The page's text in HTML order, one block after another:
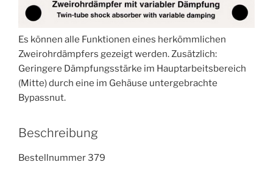
Es können alle Funktionen eines herkömmlichen
Zweirohrdämpfers gezeigt werden. Zusätzlich:
Geringere Dämpfungsstärke im Hauptarbeitsbereich
(Mitte) durch eine im Gehäuse untergebrachte
Bypassnut.
Beschreibung
Bestellnummer 379